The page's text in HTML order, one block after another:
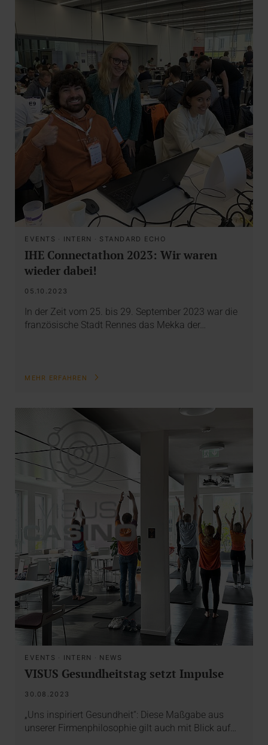
EVENTS · INTERN · STANDARD ECHO
IHE Connectathon 2023: Wir waren
wieder dabei!
05.10.2023
In der Zeit vom 25. bis 29. September 2023 war die
französische Stadt Rennes das Mekka der…
MEHR ERFAHREN
EVENTS · INTERN · NEWS
VISUS Gesundheitstag setzt Impulse
30.08.2023
„Uns inspiriert Gesundheit“: Diese Maßgabe aus
unserer Firmenphilosophie gilt auch mit Blick auf…